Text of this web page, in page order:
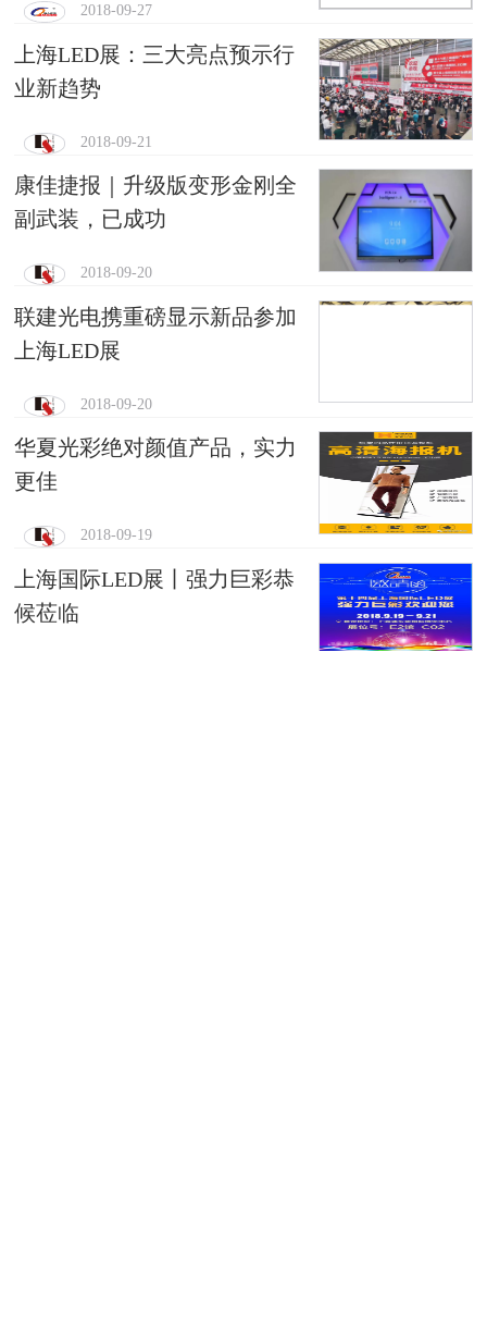
2018-09-27
上海LED展：三大亮点预示行
业新趋势
2018-09-21
康佳捷报｜升级版变形金刚全
副武装，已成功
2018-09-20
联建光电携重磅显示新品参加
上海LED展
2018-09-20
华夏光彩绝对颜值产品，实力
更佳
2018-09-19
上海国际LED展丨强力巨彩恭
候莅临